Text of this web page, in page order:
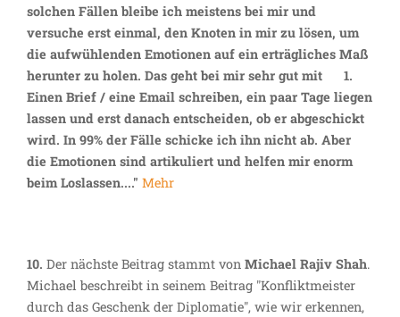
solchen Fällen bleibe ich meistens bei mir und
versuche erst einmal, den Knoten in mir zu lösen, um
die aufwühlenden Emotionen auf ein erträgliches Maß
herunter zu holen. Das geht bei mir sehr gut mit 1.
Einen Brief / eine Email schreiben, ein paar Tage liegen
lassen und erst danach entscheiden, ob er abgeschickt
wird. In 99% der Fälle schicke ich ihn nicht ab. Aber
die Emotionen sind artikuliert und helfen mir enorm
beim Loslassen...." Mehr
10. Der nächste Beitrag stammt von Michael Rajiv Shah.
Michael beschreibt in seinem Beitrag "Konfliktmeister
durch das Geschenk der Diplomatie", wie wir erkennen,